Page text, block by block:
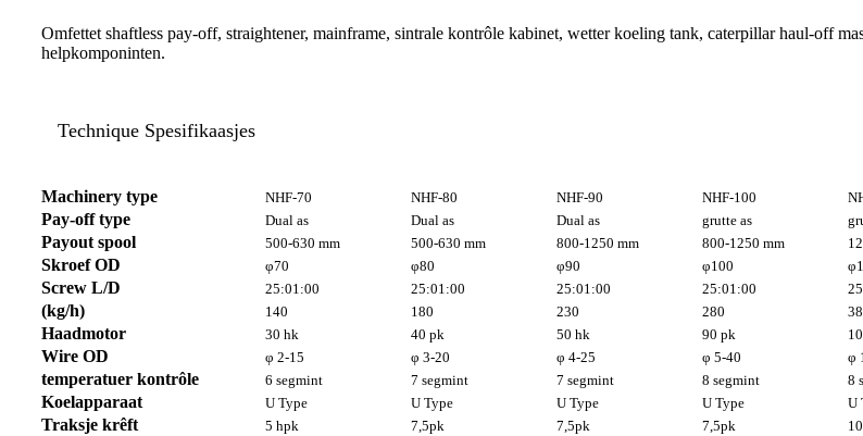
Omfettet shaftless pay-off, straightener, mainframe, sintrale kontrôle kabinet, wetter koeling tank, caterpillar haul-off
helpkomponinten.
Technique Spesifikaasjes
Machinery type NHF-70 NHF-80 NHF-90 NHF-100
Pay-off type Dual as Dual as Dual as grutte as
Payout spool 500-630 mm 500-630 mm 800-1250 mm 800-1250 mm
Skroef OD φ70 φ80 φ90 φ100
Screw L/D 25:01:00 25:01:00 25:01:00 25:01:00
(kg/h) 140 180 230 280
Haadmotor 30 hk 40 pk 50 hk 90 pk
Wire OD φ 2-15 φ 3-20 φ 4-25 φ 5-40 φ
temperatuer kontrôle 6 segmint 7 segmint 7 segmint 8 segmint 8
Koelapparaat U Type U Type U Type U Type U
Traksje krêft 5 hpk 7,5pk 7,5pk 7,5pk